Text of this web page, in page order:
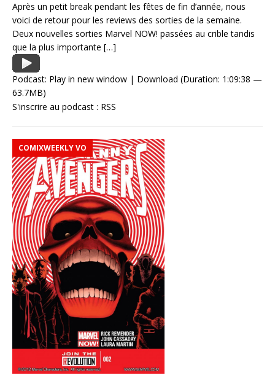
Après un petit break pendant les fêtes de fin d’année, nous
voici de retour pour les reviews des sorties de la semaine.
Deux nouvelles sorties Marvel NOW! passées au crible tandis
que la plus importante […]
Podcast: Play in new window | Download (Duration: 1:09:38 —
63.7MB)
S'inscrire au podcast : RSS
COMIXWEEKLY VO